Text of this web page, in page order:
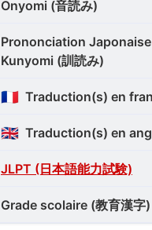
Onyomi (音読み)
Prononciation
Kunyomi (訓読み)
🇫🇷 Traduction(s) en
🇬🇧 Traduction(s) en
JLPT (日本語能力試験)
Grade scolaire (教育漢字)